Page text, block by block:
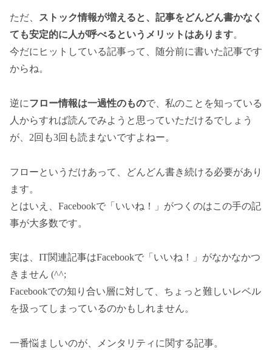
ただ、
ストック情報が増えると、記事をどんどん書かなく
ても安定的に人が呼べるというメリットはあります。
今だにヒットしている記事って、随分前に書いた記事です
からね。
逆にフロー情報は一過性のもので、私のことを知っている
人からすれば読んでみようと思っていただけるでしょう
が、2回も3回も読まないですよねー。
フローというだけあって、どんどん書き続ける必要があり
ます。
とはいえ、Facebookで「いいね！」がつくのはこの手の記
事が大多数です。
実は、IT関連記事はFacebookで「いいね！」がなかなかつ
きません (^^;
Facebookでの知り合い層に対して、ちょっと難しいレベル
を扱ってしまっているのかもしれません。
一番悩ましいのが、メンタリティに関する記事。